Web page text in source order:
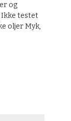
og
testet
oljer Myk,